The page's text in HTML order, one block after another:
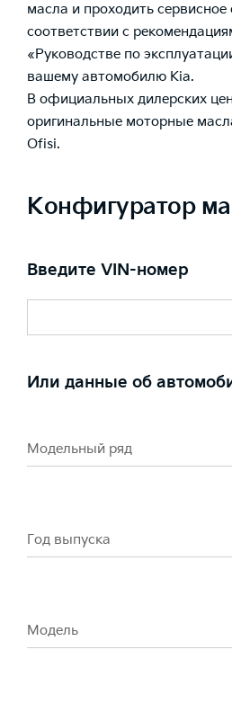
масла и проходить
соответствии с
«Руководстве по
вашему автомобилю Kia.
В официальных дилерских
оригинальные моторные
Ofisi.
Конфигуратор
Введите VIN-номер
Или данные об
Модельный ряд
Год выпуска
Модель